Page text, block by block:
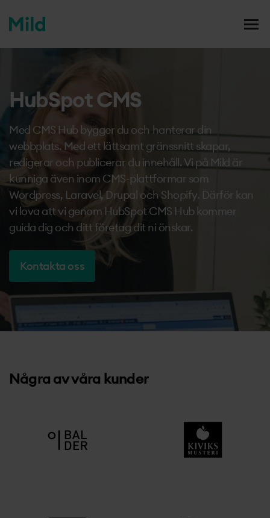
Våra tjänster
Din karriär
Blogg
Om oss
Kontakt
HubSpot CMS
Med CMS Hub bygger du och hanterar din
webbplats. Med ett lättsamt gränssnitt skapar,
redigerar och publicerar du innehåll. Vi på Mild är
kunniga även inom CMS-plattformar som
Wordpress, Laravel, Drupal och Shopify. Därför kan
vi lova att vi genom HubSpot CMS Hub kommer
guida dig och ditt företag dit ni önskar.
Kontakta oss
Några av våra kunder